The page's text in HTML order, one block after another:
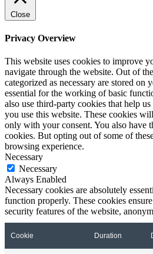
Close
Privacy Overview
This website uses cookies to improve
navigate through the website. Out of
categorized as necessary are stored on
essential for the working of basic
also use third-party cookies that help
you use this website. These cookies
only with your consent. You also have
cookies. But opting out of some of
browsing experience.
Necessary
Necessary
Always Enabled
Necessary cookies are absolutely
function properly. These cookies
security features of the website,
Cookie Duration